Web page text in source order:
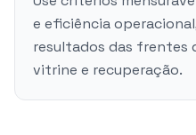
e eficiência
resultados das frentes
vitrine e recuperação.